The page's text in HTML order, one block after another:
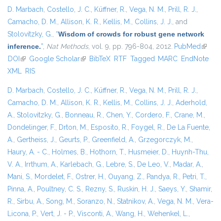
D. Marbach, Costello, J. C., Küffner, R., Vega, N. M., Prill, R. J.,
Camacho, D. M., Allison, K. R., Kellis, M., Collins, J. J., and
Stolovitzky, G., “Wisdom of crowds for robust gene network
inference.”, Nat Methods, vol. 9, pp. 796-804, 2012. PubMed(link is
DOI (link is external)
Google Scholar(link is external)
BibTeX RTF Tagged MARC EndNote
XML RIS
D. Marbach, Costello, J. C., Küffner, R., Vega, N. M., Prill, R. J.,
Camacho, D. M., Allison, K. R., Kellis, M., Collins, J. J., Aderhold,
A., Stolovitzky, G., Bonneau, R., Chen, Y., Cordero, F., Crane, M.,
Dondelinger, F., Drton, M., Esposito, R., Foygel, R., De La Fuente,
A., Gertheiss, J., Geurts, P., Greenfield, A., Grzegorczyk, M.,
Haury, A. - C., Holmes, B., Hothorn, T., Husmeier, D., Huynh-Thu,
V. A., Irrthum, A., Karlebach, G., Lebre, S., De Leo, V., Madar, A.,
Mani, S., Mordelet, F., Ostrer, H., Ouyang, Z., Pandya, R., Petri, T.,
Pinna, A., Poultney, C. S., Rezny, S., Ruskin, H. J., Saeys, Y., Shamir,
R., Sirbu, A., Song, M., Soranzo, N., Statnikov, A., Vega, N. M., Vera-
Licona, P., Vert, J. - P., Visconti, A., Wang, H., Wehenkel, L.,